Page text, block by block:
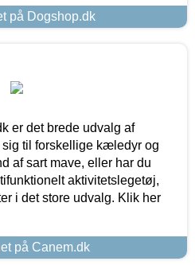
på Dogshop.dk
er det brede udvalg af
sig til forskellige kæledyr og
af sart mave, eller har du
aktivitetslegetøj,
i det store udvalg. Klik her
på Canem.dk